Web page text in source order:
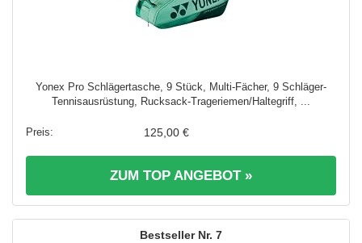
Yonex Pro Schlägertasche, 9 Stück, Multi-Fächer, 9 Schläger-
Tennisausrüstung, Rucksack-Trageriemen/Haltegriff, ...
125,00 €
ZUM TOP ANGEBOT »
7